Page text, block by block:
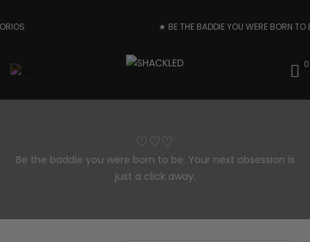
★ BE THE BADDIE YOU WERE BORN TO
0
♡♡♡
Be the baddie you were born to be. Your next obsession is
just a click away.